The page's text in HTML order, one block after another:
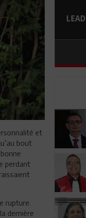
et
bout
perdant
rupture.
dernière